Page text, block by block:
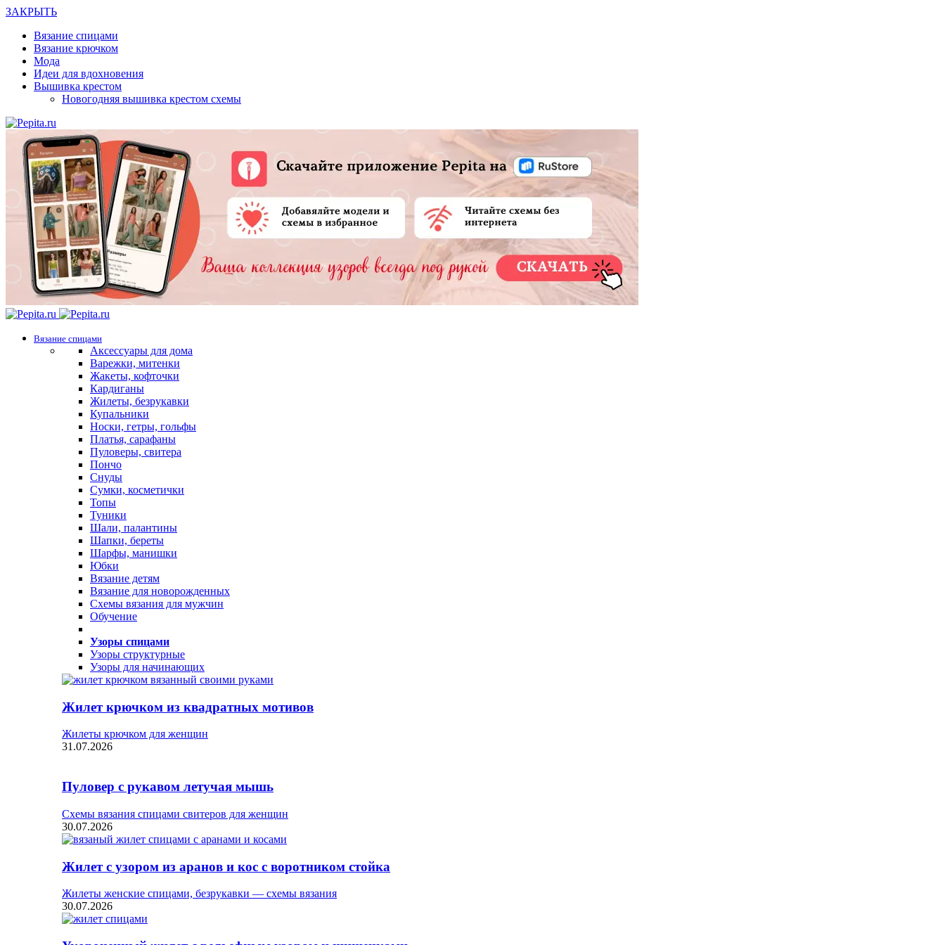
ЗАКРЫТЬ
Вязание спицами
Вязание крючком
Мода
Идеи для вдохновения
Вышивка крестом
Новогодняя вышивка крестом схемы
Вязание спицами
Аксессуары для дома
Варежки, митенки
Жакеты, кофточки
Кардиганы
Жилеты, безрукавки
Купальники
Носки, гетры, гольфы
Платья, сарафаны
Пуловеры, свитера
Пончо
Снуды
Сумки, косметички
Топы
Туники
Шали, палантины
Шапки, береты
Шарфы, манишки
Юбки
Вязание детям
Вязание для новорожденных
Схемы вязания для мужчин
Обучение
Узоры спицами
Узоры структурные
Узоры для начинающих
Жилет крючком из квадратных мотивов
Жилеты крючком для женщин
31.07.2026
Пуловер с рукавом летучая мышь
Схемы вязания спицами свитеров для женщин
30.07.2026
Жилет с узором из аранов и кос с воротником стойка
Жилеты женские спицами, безрукавки — схемы вязания
30.07.2026